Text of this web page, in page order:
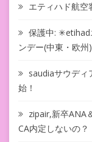
エティハド航空
保護中: ✳︎etihad
ンデー(中東・欧州)
saudiaサウディ
始！
zipair,新卒ANA
CA内定しないの？